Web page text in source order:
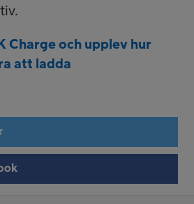
Charge och upplev hur
att ladda